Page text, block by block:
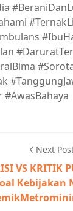
#AwasBahaya
Next
VS KRITIK
Kebijakan